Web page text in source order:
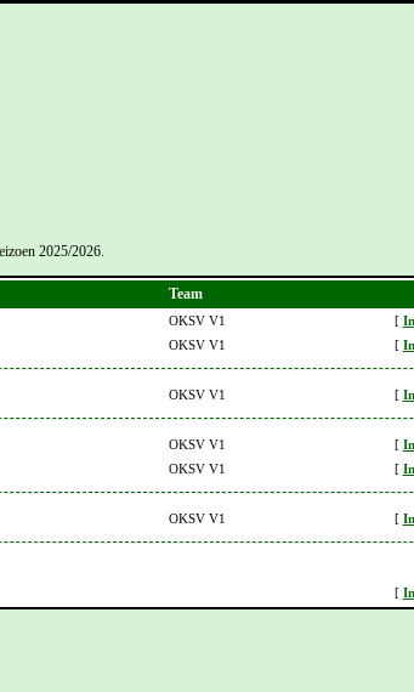
2025/2026.
Team
OKSV V1 [
OKSV V1 [
OKSV V1 [
OKSV V1 [
OKSV V1 [
OKSV V1 [
[